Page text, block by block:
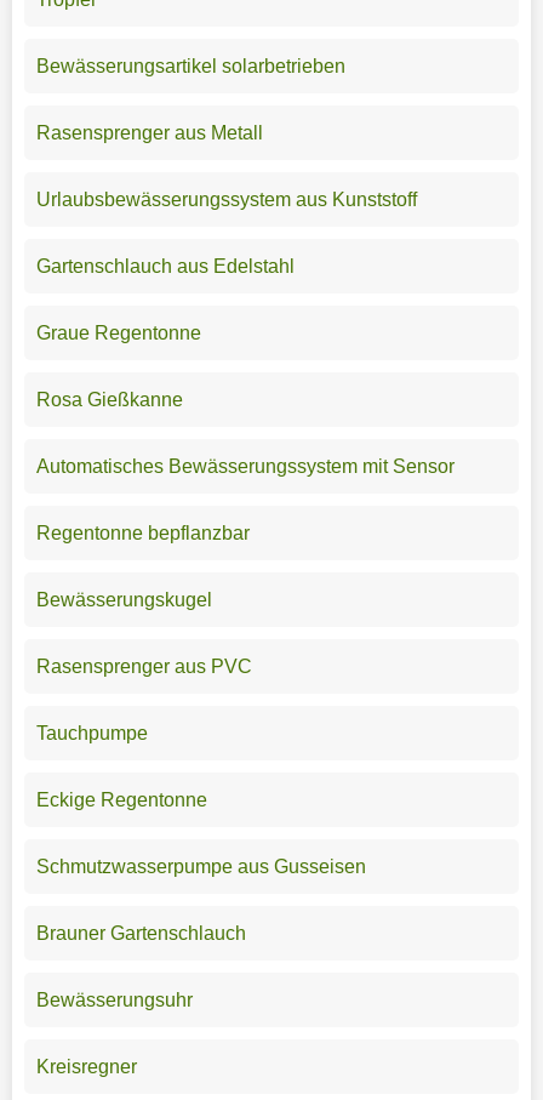
Bewässerungsartikel solarbetrieben
Rasensprenger aus Metall
Urlaubsbewässerungssystem aus Kunststoff
Gartenschlauch aus Edelstahl
Graue Regentonne
Rosa Gießkanne
Automatisches Bewässerungssystem mit Sensor
Regentonne bepflanzbar
Bewässerungskugel
Rasensprenger aus PVC
Tauchpumpe
Eckige Regentonne
Schmutzwasserpumpe aus Gusseisen
Brauner Gartenschlauch
Bewässerungsuhr
Kreisregner